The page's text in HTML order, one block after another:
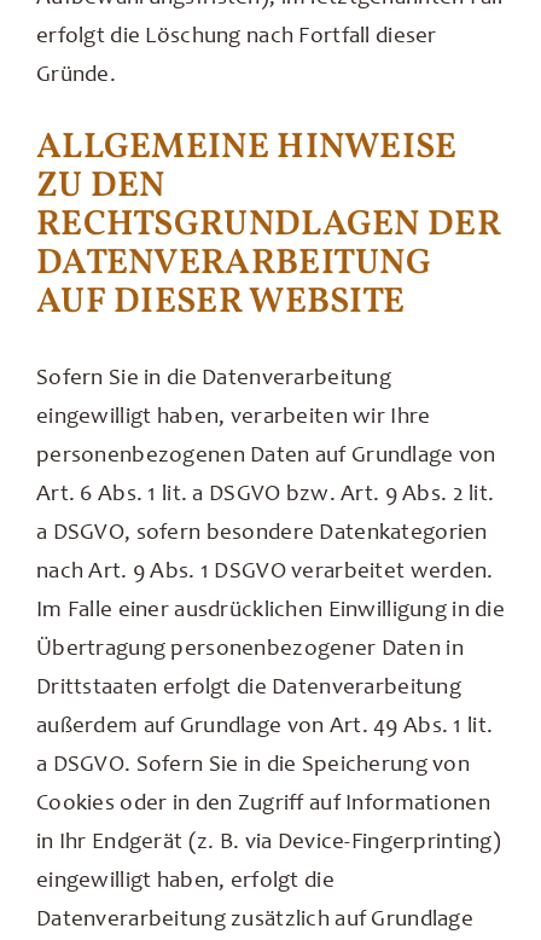
erfolgt die Löschung nach Fortfall dieser
Gründe.
ALLGEMEINE HINWEISE
ZU DEN
RECHTSGRUNDLAGEN DER
DATENVERARBEITUNG
AUF DIESER WEBSITE
Sofern Sie in die Datenverarbeitung
eingewilligt haben, verarbeiten wir Ihre
personenbezogenen Daten auf Grundlage von
Art. 6 Abs. 1 lit. a DSGVO bzw. Art. 9 Abs. 2 lit.
a DSGVO, sofern besondere Datenkategorien
nach Art. 9 Abs. 1 DSGVO verarbeitet werden.
Im Falle einer ausdrücklichen Einwilligung in die
Übertragung personenbezogener Daten in
Drittstaaten erfolgt die Datenverarbeitung
außerdem auf Grundlage von Art. 49 Abs. 1 lit.
a DSGVO. Sofern Sie in die Speicherung von
Cookies oder in den Zugriff auf Informationen
in Ihr Endgerät (z. B. via Device-Fingerprinting)
eingewilligt haben, erfolgt die
Datenverarbeitung zusätzlich auf Grundlage